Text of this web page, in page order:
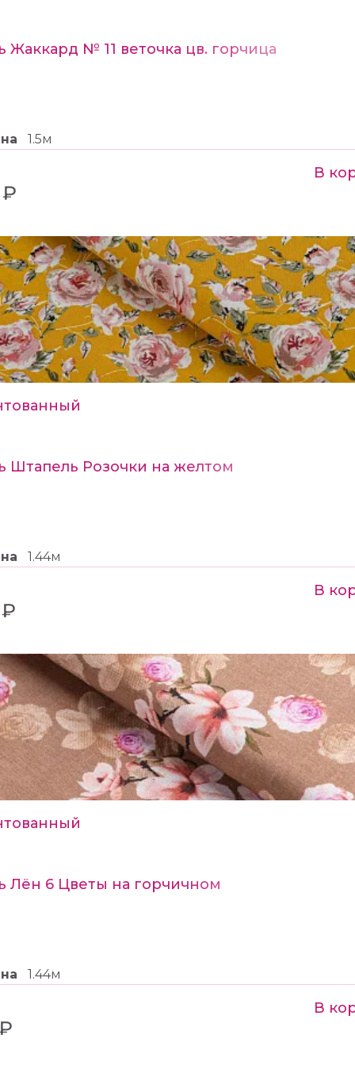
Жаккард № 11 веточка цв. горчица
1.5м
В
Штапель Розочки на желтом
1.44м
В
Лён 6 Цветы на горчичном
1.44м
В